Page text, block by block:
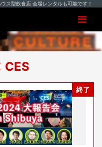
ス型飲食店 会場レンタルも可能です！
CES
終了